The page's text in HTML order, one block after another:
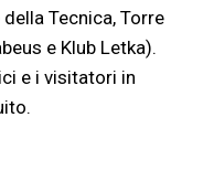
Tecnica, Torre
e Klub Letka).
e i visitatori in